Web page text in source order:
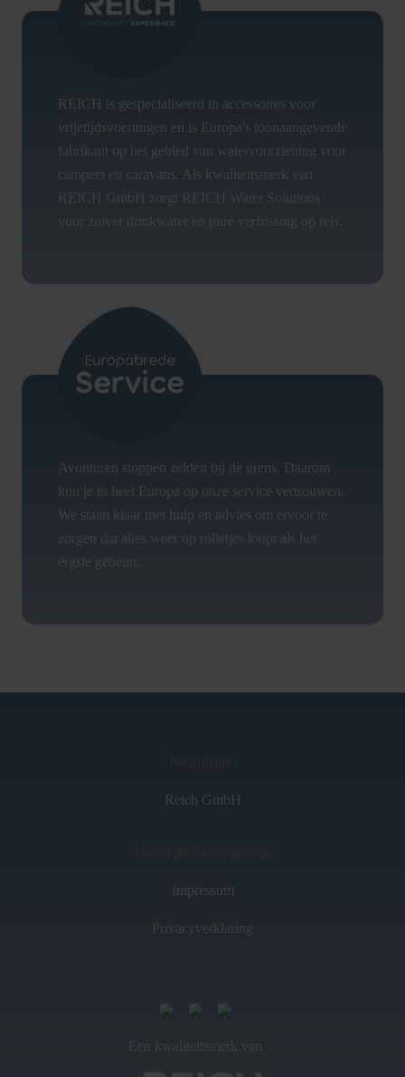
REICH is gespecialiseerd in accessoires voor
vrijetijdsvoertuigen en is Europa's toonaangevende
fabrikant op het gebied van watervoorziening voor
campers en caravans. Als kwaliteitsmerk van
REICH GmbH zorgt REICH Water Solutions
voor zuiver drinkwater en pure verfrissing op reis.
Avonturen stoppen zelden bij de grens. Daarom
kun je in heel Europa op onze service vertrouwen.
We staan klaar met hulp en advies om ervoor te
zorgen dat alles weer op rolletjes loopt als het
ergste gebeurt.
Reich GmbH
Impressum
Privacyverklaring
Een kwaliteitsmerk van